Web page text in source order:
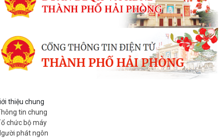
thiệu chung
tin chung
chức bộ máy
phát ngôn